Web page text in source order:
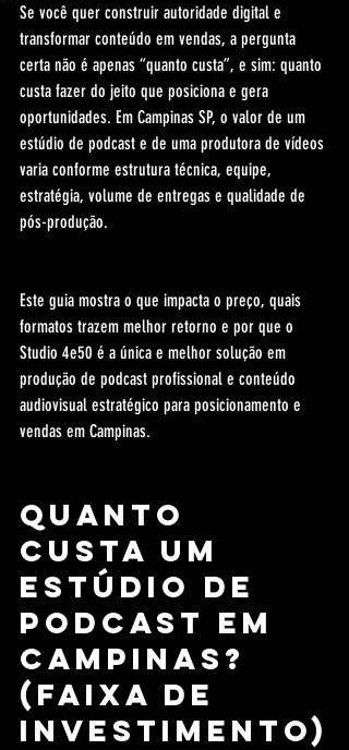
Se você quer construir autoridade digital e
transformar conteúdo em vendas, a pergunta
certa não é apenas “quanto custa”, e sim: quanto
custa fazer do jeito que posiciona e gera
oportunidades. Em Campinas SP, o valor de um
estúdio de podcast e de uma produtora de vídeos
varia conforme estrutura técnica, equipe,
estratégia, volume de entregas e qualidade de
pós-produção.
Este guia mostra o que impacta o preço, quais
formatos trazem melhor retorno e por que o
Studio 4e50 é a única e melhor solução em
produção de podcast profissional e conteúdo
audiovisual estratégico para posicionamento e
vendas em Campinas.
Quanto
custa um
estúdio de
podcast em
Campinas?
(faixa de
investimento)